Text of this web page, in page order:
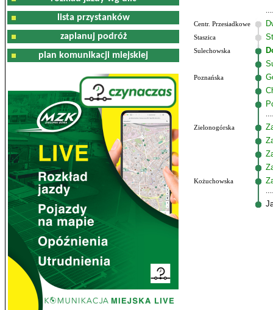
lista przystanków
zaplanuj podróż
plan komunikacji miejskiej
Centr. Przesiadkowe
Staszica
Sulechowska
Poznańska
Zielonogórska
Kożuchowska